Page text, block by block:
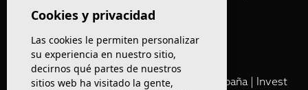
Olaya
Cartera Privada de Activos Hoteleros en España | Invest
Cookies y privacidad
Las cookies le permiten personalizar
su experiencia en nuestro sitio,
decirnos qué partes de nuestros
sitios web ha visitado la gente,